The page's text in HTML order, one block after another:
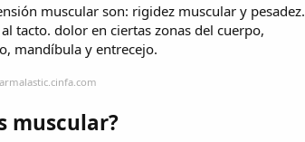
muscular son: rigidez muscular y pesadez.
tacto. dolor en ciertas zonas del cuerpo,
mandíbula y entrecejo.
muscular?